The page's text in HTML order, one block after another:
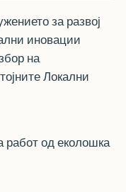
за развој
иновации
на
Локални
работ од еколошка